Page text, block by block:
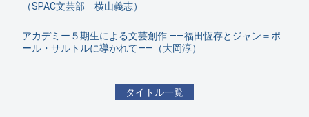
（SPAC文芸部 横山義志）
アカデミー５期生による文芸創作 ——福田恆存とジャン＝ポ
ール・サルトルに導かれて——（大岡淳）
タイトル一覧